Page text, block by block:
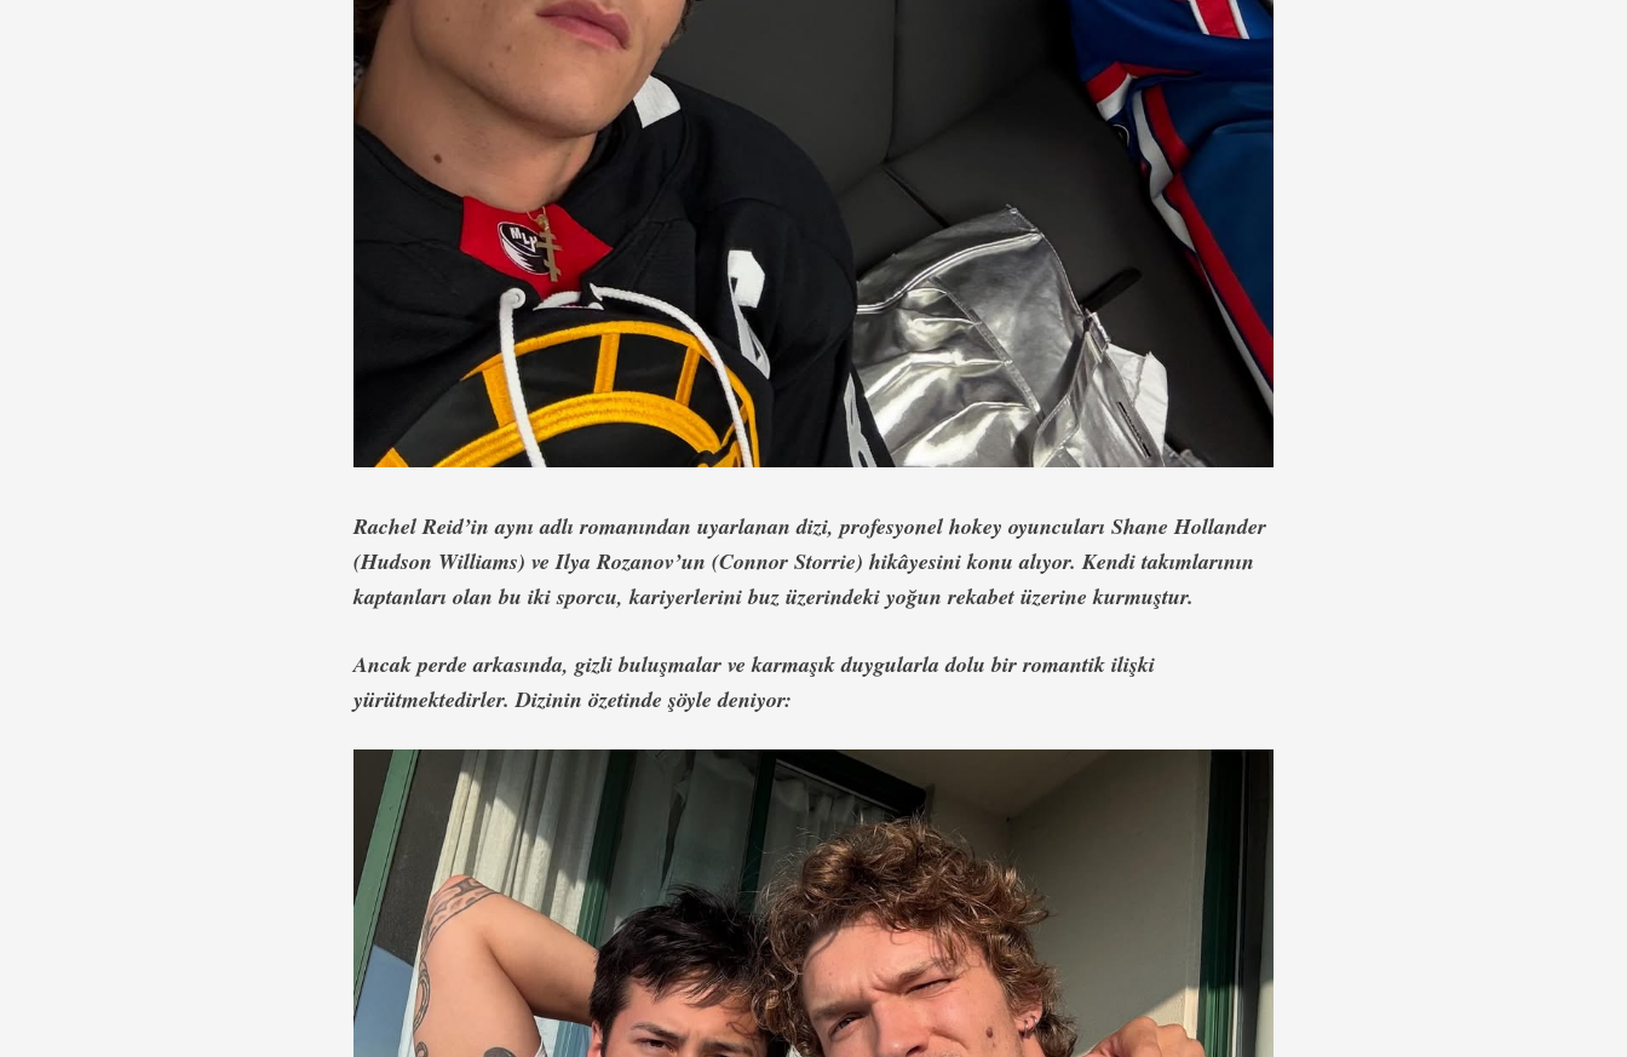
Rachel Reid’in aynı adlı romanından uyarlanan dizi, profesyonel hokey oyuncuları Shane Hollander
(Hudson Williams) ve Ilya Rozanov’un (Connor Storrie) hikâyesini konu alıyor. Kendi takımlarının
kaptanları olan bu iki sporcu, kariyerlerini buz üzerindeki yoğun rekabet üzerine kurmuştur.
Ancak perde arkasında, gizli buluşmalar ve karmaşık duygularla dolu bir romantik ilişki
yürütmektedirler. Dizinin özetinde şöyle deniyor: